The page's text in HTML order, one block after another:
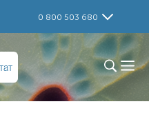
0 800 503 680